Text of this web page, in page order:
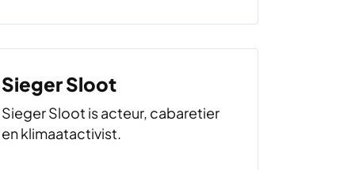
Sieger Sloot
Sieger Sloot is acteur, cabaretier
en klimaatactivist.